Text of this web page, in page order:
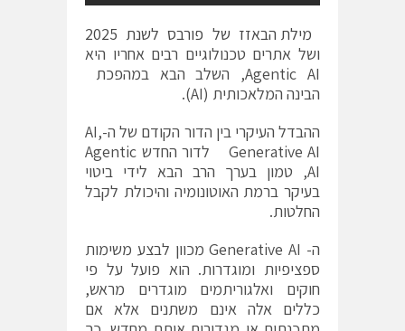
מילת הבאזז של פורבס לשנת 2025
ושל אתרים טכנולוגיים רבים אחריו היא
Agentic AI, השלב הבא במהפכת
הבינה המלאכותית (AI).
ההבדל העיקרי בין הדור הקודם של ה-AI,
Generative AI לדור החדש Agentic
AI, טמון בערך הרב הבא לידי ביטוי
בעיקר ברמת האוטונומיה והיכולת לקבל
החלטות.
ה- Generative AI מכוון לבצע משימות
ספציפיות ומוגדרות. הוא פועל על פי
חוקים ואלגוריתמים מוגדרים מראש,
כללים אלה אינם משתנים אלא אם